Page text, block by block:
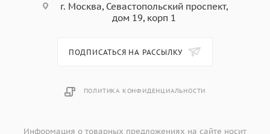
г. Москва, Севастопольский проспект,
дом 19, корп 1
ПОДПИСАТЬСЯ НА РАССЫЛКУ
ПОЛИТИКА КОНФИДЕНЦИАЛЬНОСТИ
Информация о товарных предложениях на сайте носит